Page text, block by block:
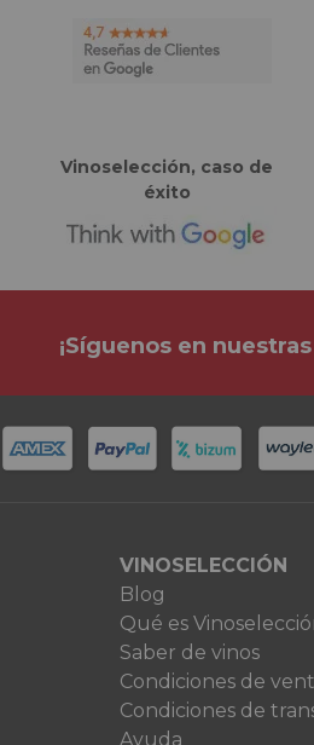
Vinoselección, caso de
éxito
¡Síguenos en
VINOSELECCIÓN
Blog
Qué es
Saber de vinos
Condiciones de
Condiciones de
Ayuda